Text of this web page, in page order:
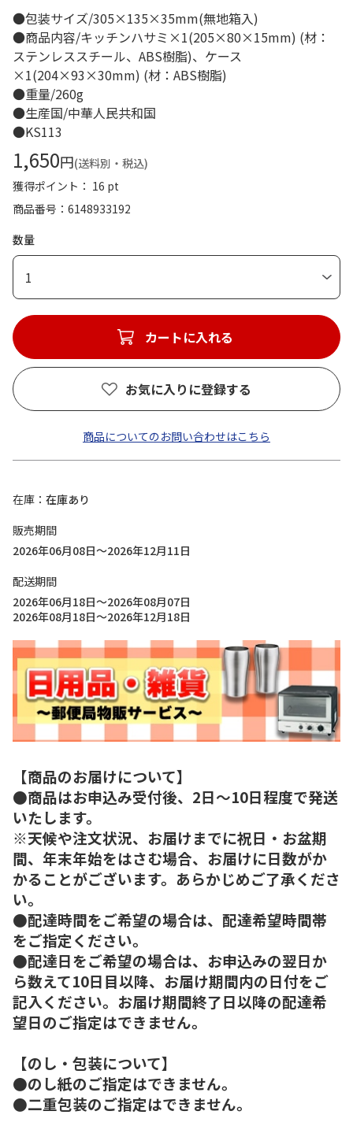
●包装サイズ/305×135×35mm(無地箱入)
●商品内容/キッチンハサミ×1(205×80×15mm) (材：
ステンレススチール、ABS樹脂)、ケース
×1(204×93×30mm) (材：ABS樹脂)
●重量/260g
●生産国/中華人民共和国
●KS113
1,650円(送料別・税込)
獲得ポイント： 16 pt
商品番号
6148933192
数量
1
カートに入れる
お気に入りに登録する
商品についてのお問い合わせはこちら
在庫
在庫あり
販売期間
2026年06月08日～2026年12月11日
配送期間
2026年06月18日～2026年08月07日
2026年08月18日～2026年12月18日
【商品のお届けについて】
●商品はお申込み受付後、2日～10日程度で発送
いたします。
※天候や注文状況、お届けまでに祝日・お盆期
間、年末年始をはさむ場合、お届けに日数がか
かることがございます。あらかじめご了承くださ
い。
●配達時間をご希望の場合は、配達希望時間帯
をご指定ください。
●配達日をご希望の場合は、お申込みの翌日か
ら数えて10日目以降、お届け期間内の日付をご
記入ください。お届け期間終了日以降の配達希
望日のご指定はできません。
【のし・包装について】
●のし紙のご指定はできません。
●二重包装のご指定はできません。